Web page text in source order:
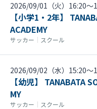
2026/09/01（火）16:20〜
【小学1・2年】
ACADEMY
サッカー ｜ スクール
2026/09/02（水）15:20〜
【幼児】 TANABATA
MY
サッカー ｜ スクール